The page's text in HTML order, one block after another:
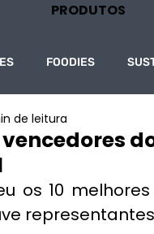
PRODUTOS
FOODIES
ECONOMIA
vencedores
de leitura
os 10